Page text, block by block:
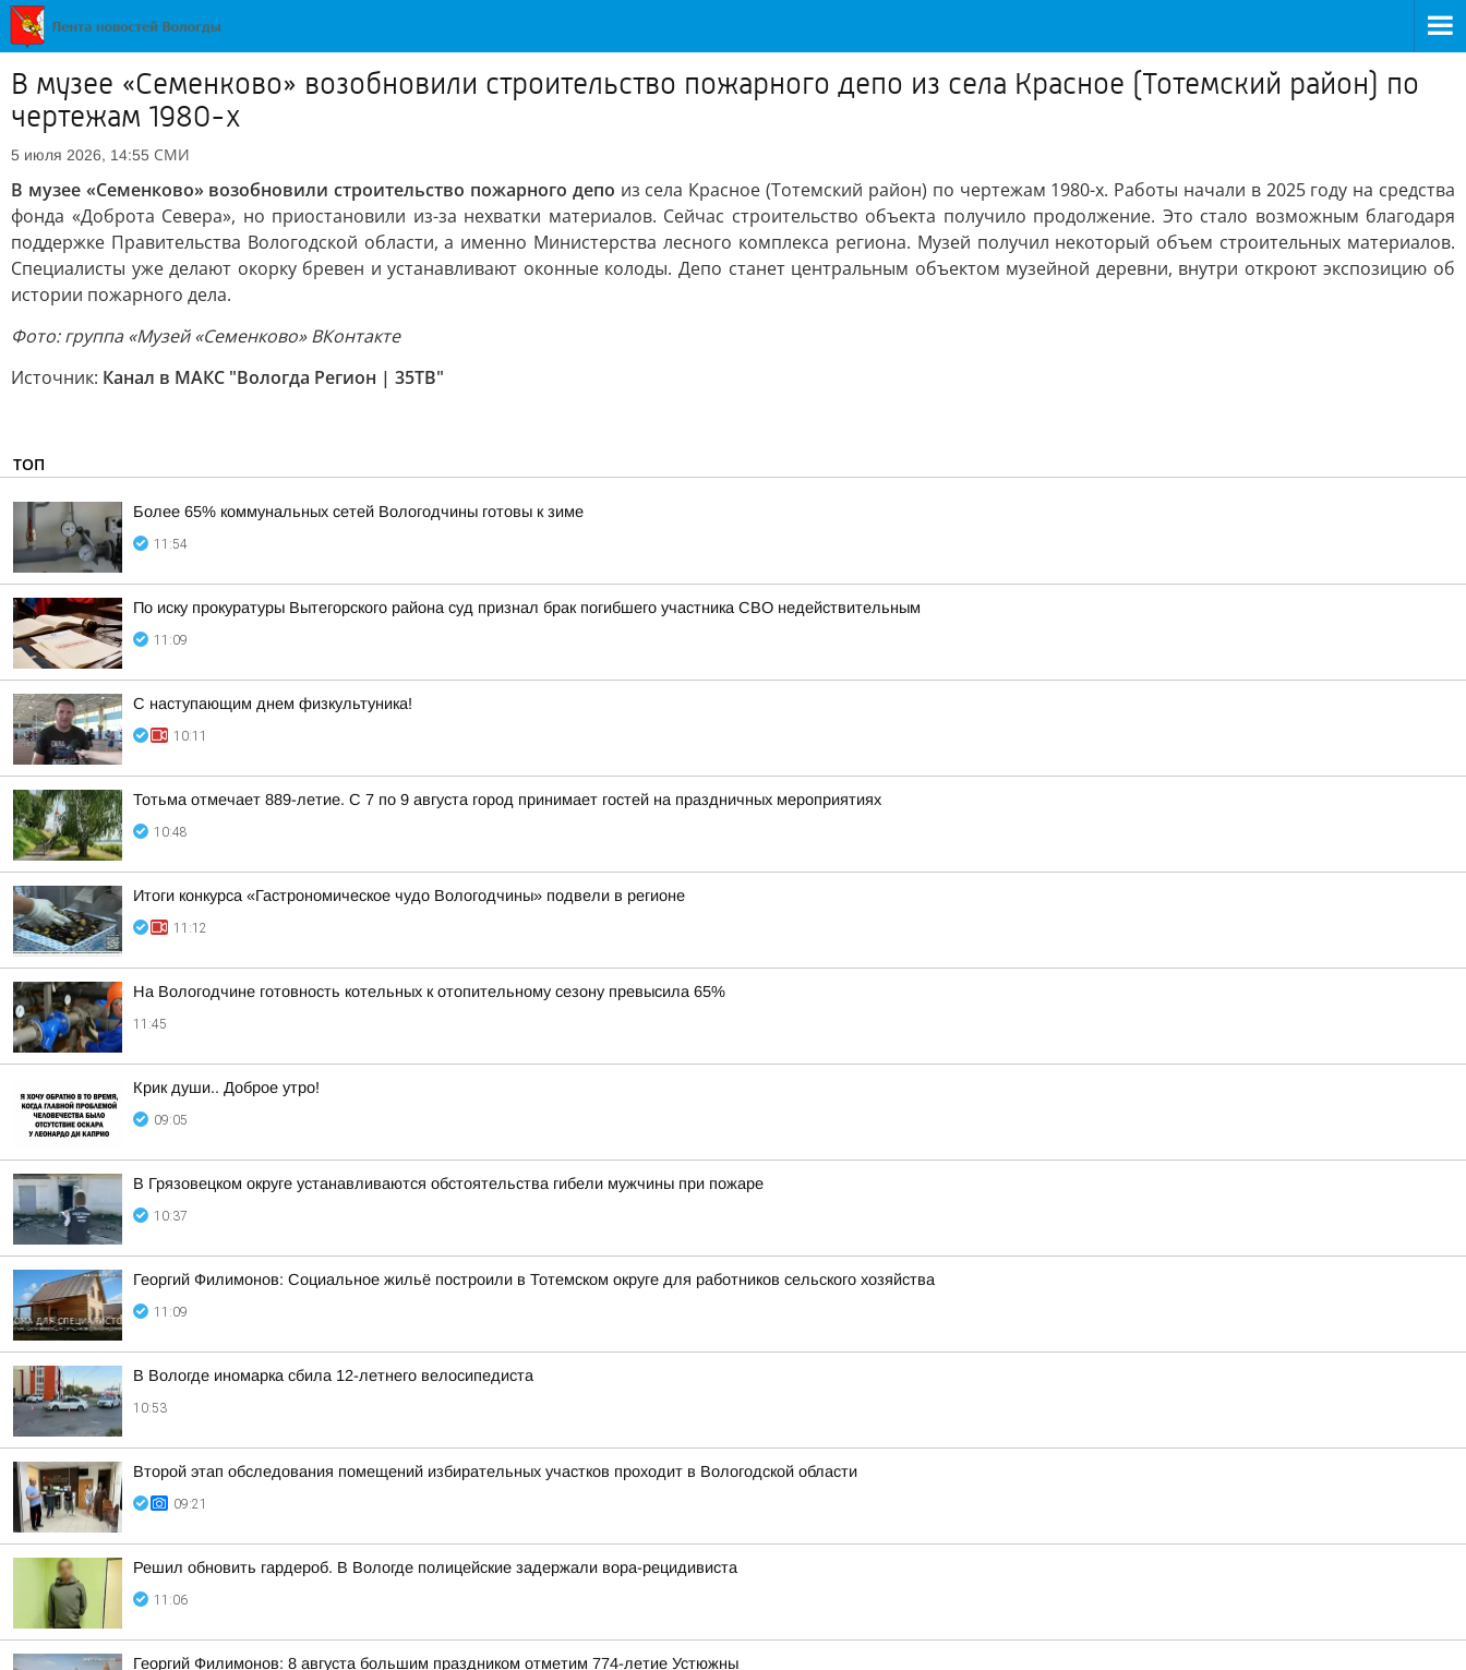
В музее «Семенково» возобновили строительство пожарного депо из села Красное (Тотемский район) по
чертежам 1980-х
5 июля 2026, 14:55 СМИ
В музее «Семенково» возобновили строительство пожарного депо из села Красное (Тотемский район) по чертежам 1980-х. Работы начали в 2025 году на средства
фонда «Доброта Севера», но приостановили из-за нехватки материалов. Сейчас строительство объекта получило продолжение. Это стало возможным благодаря
поддержке Правительства Вологодской области, а именно Министерства лесного комплекса региона. Музей получил некоторый объем строительных материалов.
Специалисты уже делают окорку бревен и устанавливают оконные колоды. Депо станет центральным объектом музейной деревни, внутри откроют экспозицию об
истории пожарного дела.
Фото: группа «Музей «Семенково» ВКонтакте
Источник: Канал в МАКС "Вологда Регион | 35ТВ"
ТОП
Более 65% коммунальных сетей Вологодчины готовы к зиме
11:54
По иску прокуратуры Вытегорского района суд признал брак погибшего участника СВО недействительным
11:09
С наступающим днем физкультуника!
10:11
Тотьма отмечает 889-летие. С 7 по 9 августа город принимает гостей на праздничных мероприятиях
10:48
Итоги конкурса «Гастрономическое чудо Вологодчины» подвели в регионе
11:12
На Вологодчине готовность котельных к отопительному сезону превысила 65%
11:45
Крик души.. Доброе утро!
09:05
В Грязовецком округе устанавливаются обстоятельства гибели мужчины при пожаре
10:37
Георгий Филимонов: Социальное жильё построили в Тотемском округе для работников сельского хозяйства
11:09
В Вологде иномарка сбила 12-летнего велосипедиста
10:53
Второй этап обследования помещений избирательных участков проходит в Вологодской области
09:21
Решил обновить гардероб. В Вологде полицейские задержали вора-рецидивиста
11:06
Георгий Филимонов: 8 августа большим праздником отметим 774-летие Устюжны